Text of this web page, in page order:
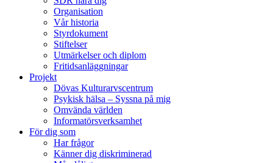
Organisation
Vår historia
Styrdokument
Stiftelser
Utmärkelser och diplom
Fritidsanläggningar
Projekt
Dövas Kulturarvscentrum
Psykisk hälsa – Syssna på mig
Omvända världen
Informatörsverksamhet
För dig som
Har frågor
Känner dig diskriminerad